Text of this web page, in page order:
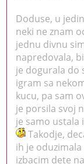
Doduse, u
neki ne znam
jednu divnu
napredovala,
je dogurala do
igram sa
kucu, pa sam
je porsila svoj
je samo
Takodje,
ih je
izbacim dete